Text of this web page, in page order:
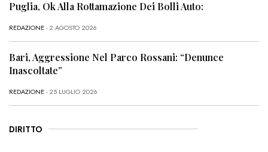
Puglia, Ok Alla Rottamazione Dei Bolli Auto:
REDAZIONE- 2 AGOSTO 2026
Bari, Aggressione Nel Parco Rossani: “Denunce
Inascoltate”
REDAZIONE- 25 LUGLIO 2026
DIRITTO